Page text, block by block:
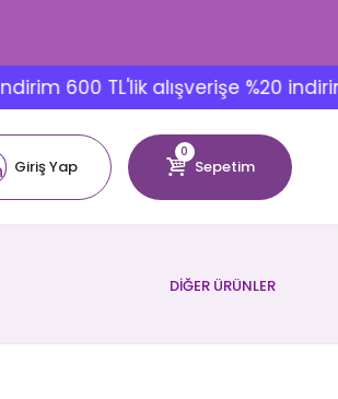
600 TL'lik alışverişe %20 indirim
Giriş Yap
0
Sepetim
DİĞER ÜRÜNLER